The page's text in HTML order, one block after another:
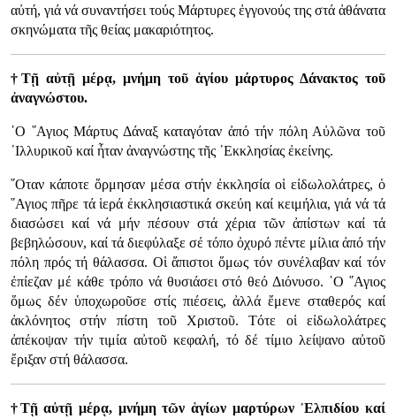
αὐτή, γιά νά συναντήσει τούς Μάρτυρες ἐγγονούς της στά ἀθάνατα
σκηνώματα τῆς θείας μακαριότητος.
†Τῇ αὐτῇ μέρᾳ, μνήμη τοῦ ἁγίου μάρτυρος Δάνακτος τοῦ
ἀναγνώστου.
῾Ο ῞Αγιος Μάρτυς Δάναξ καταγόταν ἀπό τήν πόλη Αὐλῶνα τοῦ
᾿Ιλλυρικοῦ καί ἦταν ἀναγνώστης τῆς ᾿Εκκλησίας ἐκείνης.
῞Οταν κάποτε ὅρμησαν μέσα στήν ἐκκλησία οἱ εἰδωλολάτρες, ὁ
῞Αγιος πῆρε τά ἱερά ἐκκλησιαστικά σκεύη καί κειμήλια, γιά νά τά
διασώσει καί νά μήν πέσουν στά χέρια τῶν ἀπίστων καί τά
βεβηλώσουν, καί τά διεφύλαξε σέ τόπο ὀχυρό πέντε μίλια ἀπό τήν
πόλη πρός τή θάλασσα. Οἱ ἄπιστοι ὅμως τόν συνέλαβαν καί τόν
ἐπίεζαν μέ κάθε τρόπο νά θυσιάσει στό θεό Διόνυσο. ῾Ο ῞Αγιος
ὅμως δέν ὑποχωροῦσε στίς πιέσεις, ἀλλά ἔμενε σταθερός καί
ἀκλόνητος στήν πίστη τοῦ Χριστοῦ. Τότε οἱ εἰδωλολάτρες
ἀπέκοψαν τήν τιμία αὐτοῦ κεφαλή, τό δέ τίμιο λείψανο αὐτοῦ
ἔριξαν στή θάλασσα.
†Τῇ αὐτῇ μέρᾳ, μνήμη τῶν ἁγίων μαρτύρων ᾿Ελπιδίου καί